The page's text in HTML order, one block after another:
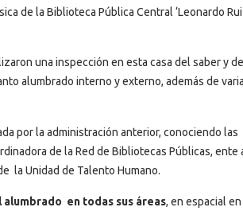
de la Biblioteca Pública Central ‘Leonardo
una inspección en esta casa del saber y
alumbrado interno y externo, además de
por la administración anterior, conociendo las
de la Red de Bibliotecas Públicas, ente
la Unidad de Talento Humano.
en todas sus áreas, en espacial en